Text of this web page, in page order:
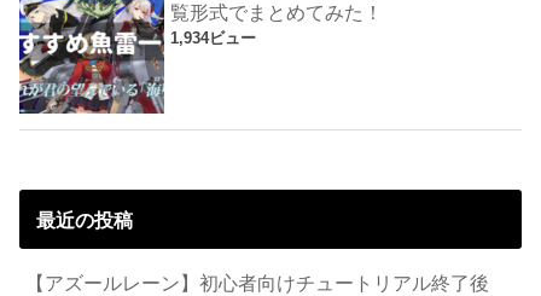
覧形式でまとめてみた！
1,934ビュー
最近の投稿
【アズールレーン】初心者向けチュートリアル終了後